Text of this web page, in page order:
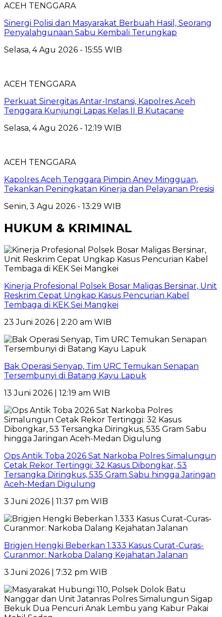
ACEH TENGGARA
Sinergi Polisi dan Masyarakat Berbuah Hasil, Seorang
Penyalahgunaan Sabu Kembali Terungkap
Selasa, 4 Agu 2026 - 15:55 WIB
ACEH TENGGARA
Perkuat Sinergitas Antar-Instansi, Kapolres Aceh
Tenggara Kunjungi Lapas Kelas II B Kutacane
Selasa, 4 Agu 2026 - 12:19 WIB
ACEH TENGGARA
Kapolres Aceh Tenggara Pimpin Anev Mingguan,
Tekankan Peningkatan Kinerja dan Pelayanan Presisi
Senin, 3 Agu 2026 - 13:29 WIB
HUKUM & KRIMINAL
Kinerja Profesional Polsek Bosar Maligas Bersinar, Unit
Reskrim Cepat Ungkap Kasus Pencurian Kabel
Tembaga di KEK Sei Mangkei
23 Juni 2026 | 2:20 am WIB
Bak Operasi Senyap, Tim URC Temukan Senapan
Tersembunyi di Batang Kayu Lapuk
13 Juni 2026 | 12:19 am WIB
Ops Antik Toba 2026 Sat Narkoba Polres Simalungun
Cetak Rekor Tertinggi: 32 Kasus Dibongkar, 53
Tersangka Diringkus, 535 Gram Sabu hingga Jaringan
Aceh-Medan Digulung
3 Juni 2026 | 11:37 pm WIB
Brigjen Hengki Beberkan 1.333 Kasus Curat-Curas-
Curanmor: Narkoba Dalang Kejahatan Jalanan
3 Juni 2026 | 7:32 pm WIB